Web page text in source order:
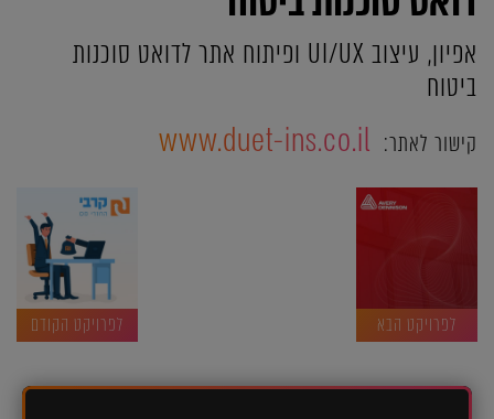
אפיון, עיצוב UI/UX ופיתוח אתר לדואט סוכנות
ביטוח
קישור לאתר: www.duet-ins.co.il
לפרויקט הבא לפרויקט הקודם